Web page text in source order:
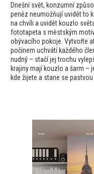
Dnešní svět, konzumní
peněz neumožňují uvidět to
na chvíli a uvidět kouzlo
fototapeta s městským
obývacího pokoje. Vytvořte
počinem uchvátí každého
nudný – stačí jej trochu
krajiny mají kouzlo a šarm –
kde žijete a stane se pastvou